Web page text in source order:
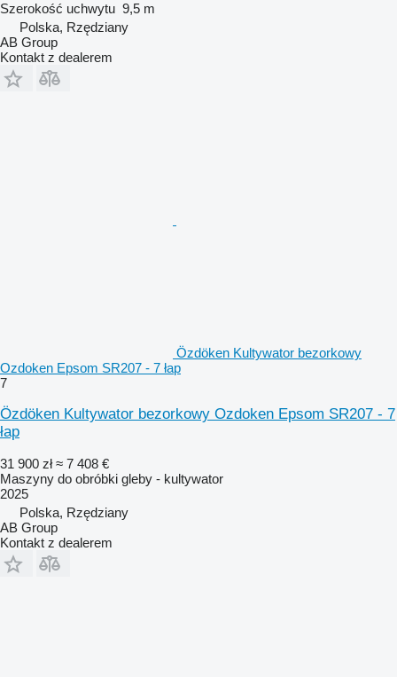
Szerokość uchwytu 9,5 m
Polska, Rzędziany
AB Group
Kontakt z dealerem
Özdöken Kultywator bezorkowy
Ozdoken Epsom SR207 - 7 łap
7
Özdöken Kultywator bezorkowy Ozdoken Epsom SR207 - 7
łap
31 900 zł ≈ 7 408 €
Maszyny do obróbki gleby - kultywator
2025
Polska, Rzędziany
AB Group
Kontakt z dealerem